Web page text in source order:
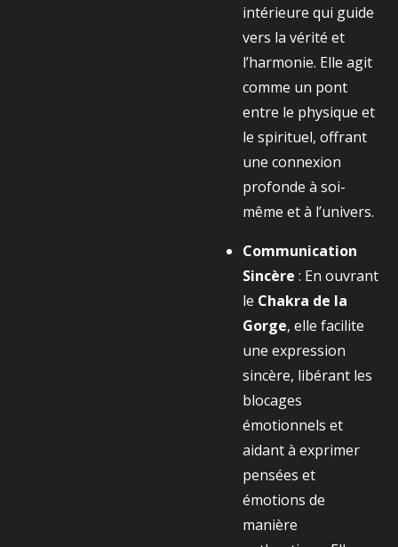
intérieure qui guide
vers la vérité et
l’harmonie. Elle agit
comme un pont
entre le physique et
le spirituel, offrant
une connexion
profonde à soi-
même et à l’univers.
Communication
Sincère : En ouvrant
le Chakra de la
Gorge, elle facilite
une expression
sincère, libérant les
blocages
émotionnels et
aidant à exprimer
pensées et
émotions de
manière